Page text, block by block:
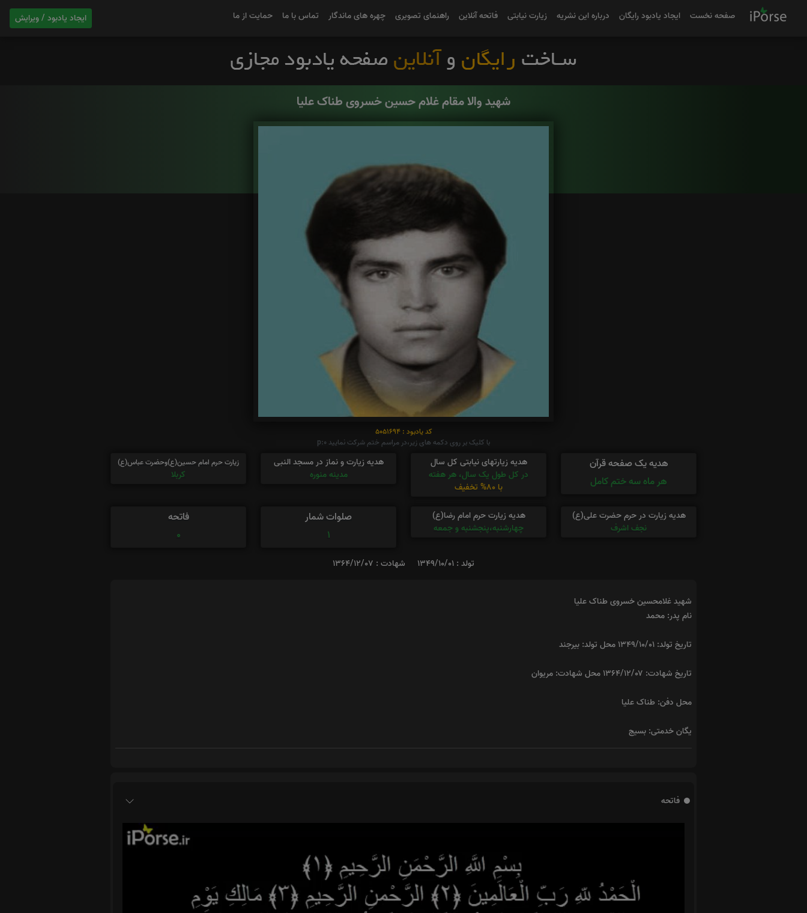
ایجاد یادبود / ویرایش صفحه نخست ایجاد یادبود رایگان درباره این نشریه زیارت نیابتی فاتحه آنلاین راهنمای تصویری چهره های ماندگار تماس با ما حمایت از ما
شهید والا مقام غلام حسین خسروی طناک علیا
کد یادبود : 5051694
با کلیک بر روی دکمه های زیر،در مراسم ختم شرکت نمایید p:0
هدیه یک صفحه قرآن
هر ماه سه ختم کامل
هدیه زیارتهای نیابتی کل سال
در کل طول یک سال، هر هفته
با 80% تخفیف
هدیه زیارت و نماز در مسجد النبی
مدینه منوره
زیارت حرم امام حسین(ع)وحضرت عباس(ع)
کربلا
هدیه زیارت در حرم حضرت علی(ع)
نجف اشرف
هدیه زیارت حرم امام رضا(ع)
چهارشنبه،پنجشنبه و جمعه
صلوات شمار
1
فاتحه
0
تولد : 1349/10/01 شهادت : 1364/12/07
شهید غلامحسین خسروی طناک علیا
نام پدر: محمد
تاریخ تولد: ۱۳۴۹/۱۰/۰۱ محل تولد: بیرجند
تاریخ شهادت: ۱۳۶۴/۱۲/۰۷ محل شهادت: مریوان
محل دفن: طناک علیا
یگان خدمتی: بسیج
فاتحه